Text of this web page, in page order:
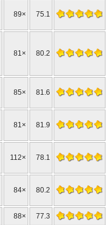
89× 75.1
81× 80.2
85× 81.6
81× 81.9
112× 78.1
84× 80.2
88× 77.3